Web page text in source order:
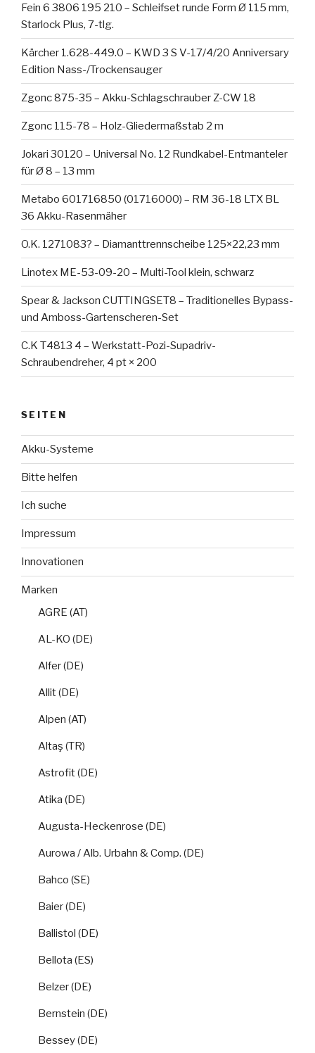
Fein 6 3806 195 210 – Schleifset runde Form Ø 115 mm,
Starlock Plus, 7-tlg.
Kärcher 1.628-449.0 – KWD 3 S V-17/4/20 Anniversary
Edition Nass-/Trockensauger
Zgonc 875-35 – Akku-Schlagschrauber Z-CW 18
Zgonc 115-78 – Holz-Gliedermaßstab 2 m
Jokari 30120 – Universal No. 12 Rundkabel-Entmanteler
für Ø 8 – 13 mm
Metabo 601716850 (01716000) – RM 36-18 LTX BL
36 Akku-Rasenmäher
O.K. 1271083? – Diamanttrennscheibe 125×22,23 mm
Linotex ME-53-09-20 – Multi-Tool klein, schwarz
Spear & Jackson CUTTINGSET8 – Traditionelles Bypass-
und Amboss-Gartenscheren-Set
C.K T4813 4 – Werkstatt-Pozi-Supadriv-
Schraubendreher, 4 pt × 200
SEITEN
Akku-Systeme
Bitte helfen
Ich suche
Impressum
Innovationen
Marken
AGRE (AT)
AL-KO (DE)
Alfer (DE)
Allit (DE)
Alpen (AT)
Altaş (TR)
Astrofit (DE)
Atika (DE)
Augusta-Heckenrose (DE)
Aurowa / Alb. Urbahn & Comp. (DE)
Bahco (SE)
Baier (DE)
Ballistol (DE)
Bellota (ES)
Belzer (DE)
Bernstein (DE)
Bessey (DE)